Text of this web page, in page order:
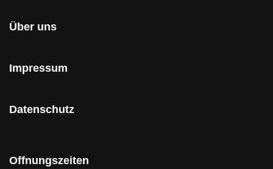
Über uns
Impressum
Datenschutz
Offnungszeiten